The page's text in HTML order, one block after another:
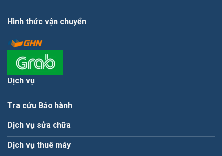
Hình thức vận chuyển
Dịch vụ
Tra cứu Bảo hành
Dịch vụ sửa chữa
Dịch vụ thuê máy